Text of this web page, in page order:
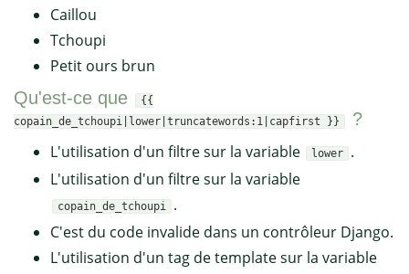
Caillou
Tchoupi
Petit ours brun
Qu'est-ce que
{{
copain_de_tchoupi|lower|truncatewords:1|capfirst }}
?
L'utilisation d'un filtre sur la variable
lower
.
L'utilisation d'un filtre sur la variable
copain_de_tchoupi
.
C'est du code invalide dans un contrôleur Django.
L'utilisation d'un tag de template sur la variable